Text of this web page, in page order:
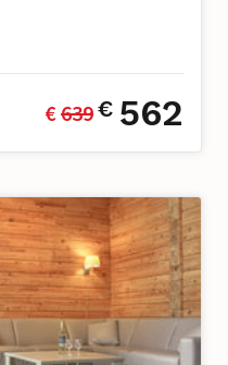
€ 639€ 562